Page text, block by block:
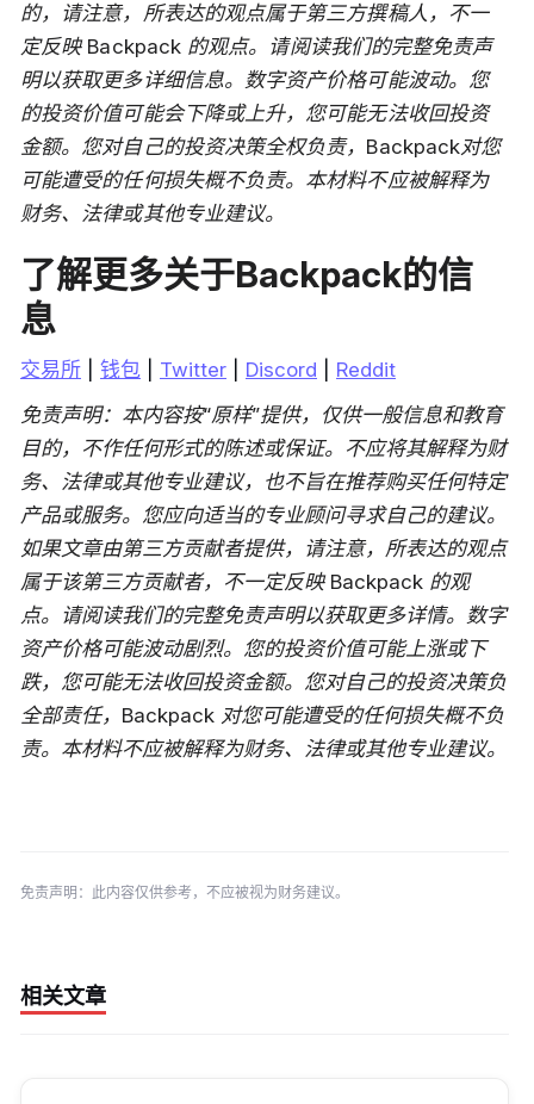
的，请注意，所表达的观点属于第三方撰稿人，不一
定反映 Backpack 的观点。请阅读我们的完整免责声
明以获取更多详细信息。数字资产价格可能波动。您
的投资价值可能会下降或上升，您可能无法收回投资
金额。您对自己的投资决策全权负责，Backpack对您
可能遭受的任何损失概不负责。本材料不应被解释为
财务、法律或其他专业建议。
了解更多关于Backpack的信
息
交易所 钱包 Twitter Discord
Reddit
免责声明：本内容按“原样”提供，仅供一般信息和教育
目的，不作任何形式的陈述或保证。不应将其解释为财
务、法律或其他专业建议，也不旨在推荐购买任何特定
产品或服务。您应向适当的专业顾问寻求自己的建议。
如果文章由第三方贡献者提供，请注意，所表达的观点
属于该第三方贡献者，不一定反映 Backpack 的观
点。请阅读我们的完整免责声明以获取更多详情。数字
资产价格可能波动剧烈。您的投资价值可能上涨或下
跌，您可能无法收回投资金额。您对自己的投资决策负
全部责任，Backpack 对您可能遭受的任何损失概不负
责。本材料不应被解释为财务、法律或其他专业建议。
免责声明：此内容仅供参考，不应被视为财务建议。
相关文章